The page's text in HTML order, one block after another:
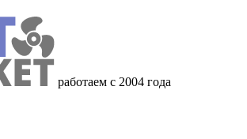
работаем с 2004 года